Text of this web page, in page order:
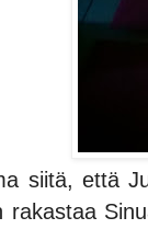
siitä, että
rakastaa